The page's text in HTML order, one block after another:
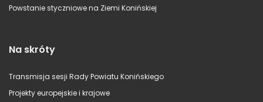
Powstanie styczniowe na Ziemi Konińskiej
Na skróty
Transmisja sesji Rady Powiatu Konińskiego
Projekty europejskie i krajowe